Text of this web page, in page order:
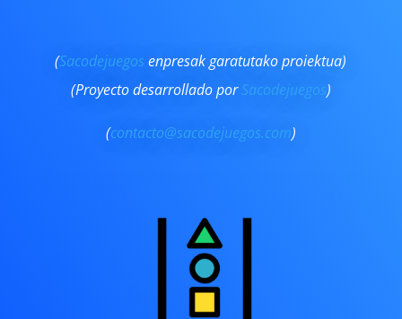
(Sacodejuegos enpresak garatutako proiektua)
(Proyecto desarrollado porSacodejuegos)
(contacto@sacodejuegos.com)